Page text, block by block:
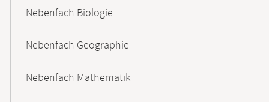
Nebenfach Biologie
Nebenfach Geographie
Nebenfach Mathematik